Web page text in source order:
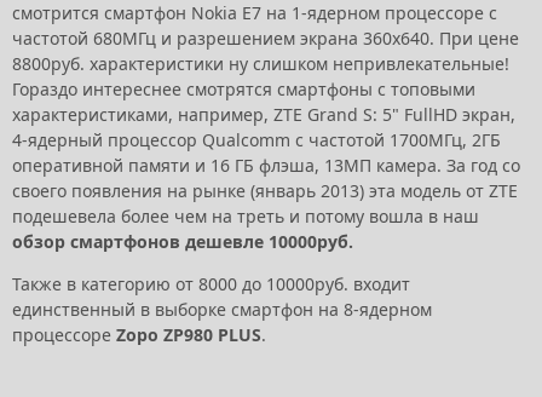
смотрится смартфон Nokia E7 на 1-ядерном процессоре с
частотой 680МГц и разрешением экрана 360x640. При цене
8800руб. характеристики ну слишком непривлекательные!
Гораздо интереснее смотрятся смартфоны с топовыми
характеристиками, например, ZTE Grand S: 5" FullHD экран,
4-ядерный процессор Qualcomm с частотой 1700МГц, 2ГБ
оперативной памяти и 16 ГБ флэша, 13МП камера. За год со
своего появления на рынке (январь 2013) эта модель от ZTE
подешевела более чем на треть и потому вошла в наш
обзор смартфонов дешевле 10000руб.
Также в категорию от 8000 до 10000руб. входит
единственный в выборке смартфон на 8-ядерном
процессоре Zopo ZP980 PLUS.